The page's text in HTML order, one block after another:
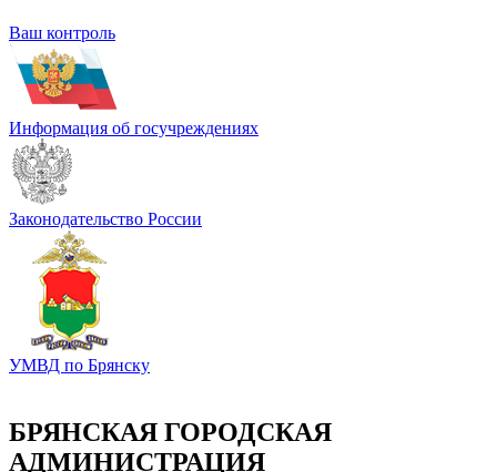
Ваш контроль
Информация об госучреждениях
Законодательство России
УМВД по Брянску
БРЯНСКАЯ ГОРОДСКАЯ
АДМИНИСТРАЦИЯ